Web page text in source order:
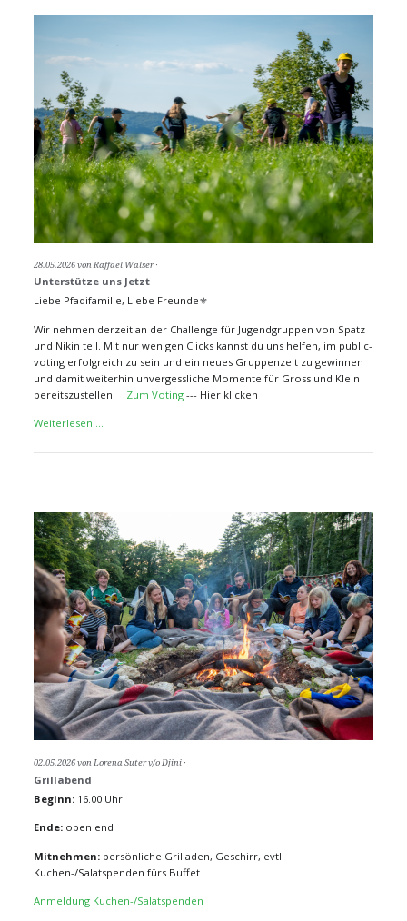
28.05.2026von Raffael Walser
Unterstütze uns Jetzt
Liebe Pfadifamilie, Liebe Freunde⚜️
Wir nehmen derzeit an der Challenge für Jugendgruppen von Spatz
und Nikin teil. Mit nur wenigen Clicks kannst du uns helfen, im public-
voting erfolgreich zu sein und ein neues Gruppenzelt zu gewinnen
und damit weiterhin unvergessliche Momente für Gross und Klein
bereitszustellen. Zum Voting --- Hier klicken
Weiterlesen …
Jetzt
02.05.2026von Lorena Suter v/o Djini
Grillabend
Beginn:16.00 Uhr
Ende: open end
Mitnehmen: persönliche Grilladen, Geschirr, evtl.
Kuchen-/Salatspenden fürs Buffet
Anmeldung Kuchen-/Salatspenden